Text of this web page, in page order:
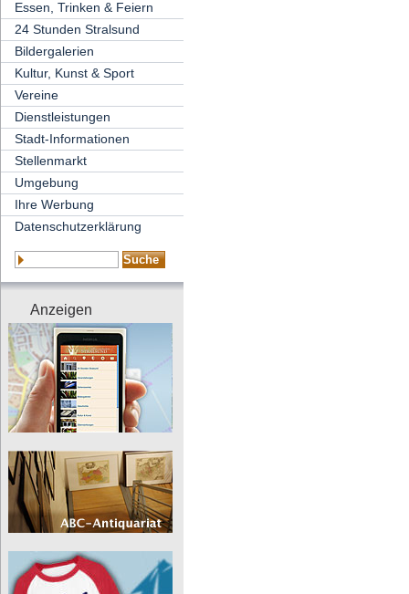
Essen, Trinken & Feiern
24 Stunden Stralsund
Bildergalerien
Kultur, Kunst & Sport
Vereine
Dienstleistungen
Stadt-Informationen
Stellenmarkt
Umgebung
Ihre Werbung
Datenschutzerklärung
Anzeigen